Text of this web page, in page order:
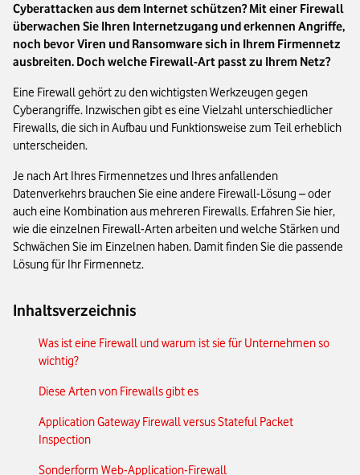
Cyberattacken aus dem Internet schützen? Mit einer Firewall
überwachen Sie Ihren Internetzugang und erkennen Angriffe,
noch bevor Viren und Ransomware sich in Ihrem Firmennetz
ausbreiten. Doch welche Firewall-Art passt zu Ihrem Netz?
Eine Firewall gehört zu den wichtigsten Werkzeugen gegen
Cyberangriffe. Inzwischen gibt es eine Vielzahl unterschiedlicher
Firewalls, die sich in Aufbau und Funktionsweise zum Teil erheblich
unterscheiden.
Je nach Art Ihres Firmennetzes und Ihres anfallenden
Datenverkehrs brauchen Sie eine andere Firewall-Lösung – oder
auch eine Kombination aus mehreren Firewalls. Erfahren Sie hier,
wie die einzelnen Firewall-Arten arbeiten und welche Stärken und
Schwächen Sie im Einzelnen haben. Damit finden Sie die passende
Lösung für Ihr Firmennetz.
Inhaltsverzeichnis
Was ist eine Firewall und warum ist sie für Unternehmen so
wichtig?
Diese Arten von Firewalls gibt es
Application Gateway Firewall versus Stateful Packet
Inspection
Sonderform Web-Application-Firewall